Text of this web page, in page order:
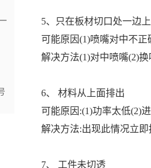
5、只在板材切口处一边上
可能原因(1)喷嘴对中不正
解决方法(1)对中喷嘴(2)换
6、 材料从上面排出
可能原因:(1)功率太低(2)
解决方法:出现此情况立即
7、 工件未切透